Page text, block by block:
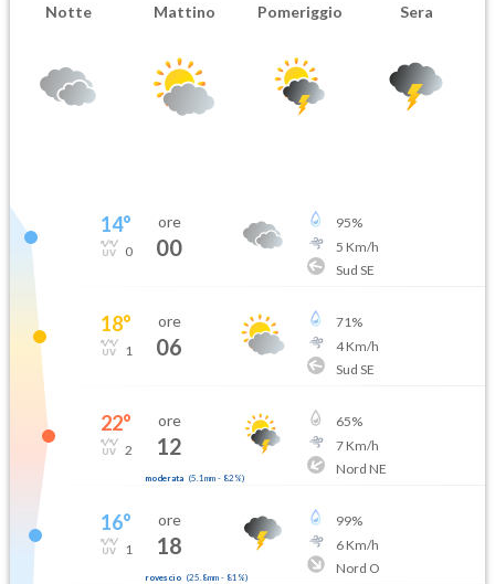
Notte Mattino Pomeriggio Sera
14°
0
ore
00
95%
5 Km/h
Sud SE
18°
1
ore
06
71%
4Km/h
Sud SE
22°
2
ore
12
moderata (5.1mm- 82 %)
65%
7Km/h
Nord NE
16°
1
ore
18
rovescio (25.8mm- 81 %)
99%
6Km/h
Nord O